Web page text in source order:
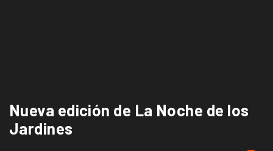
Nueva edición de La Noche de los
Jardines